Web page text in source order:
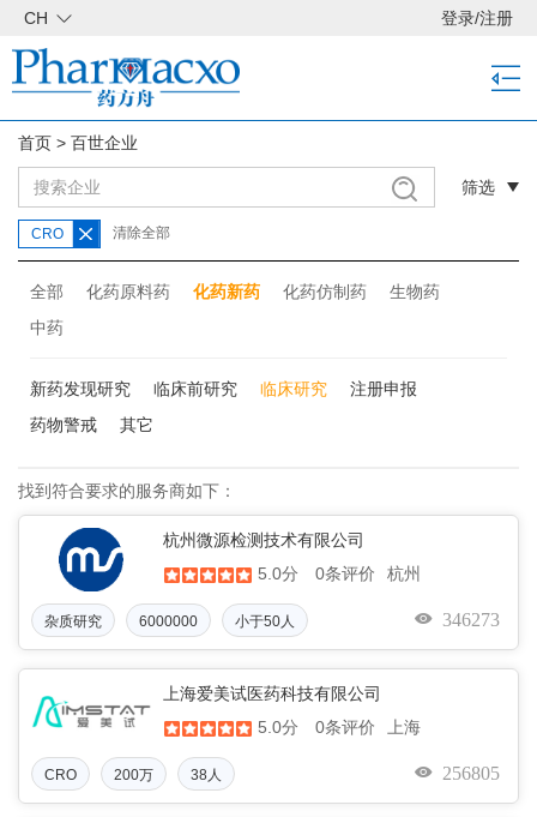
CH 登录/注册
首页 > 百世企业
筛选
CRO 清除全部
全部 化药原料药 化药新药 化药仿制药
生物药
中药
新药发现研究 临床前研究 临床研究
注册申报
药物警戒
其它
找到符合要求的服务商如下：
杭州微源检测技术有限公司
5.0分
0条评价 杭州
杂质研究 6000000 小于50人 346273
上海爱美试医药科技有限公司
5.0分
0条评价 上海
CRO 200万 38人 256805